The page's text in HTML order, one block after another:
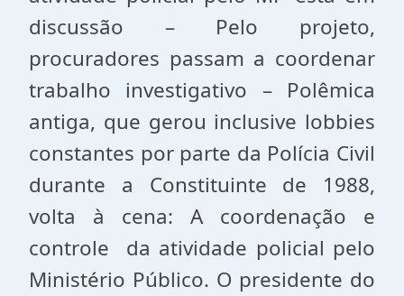
discussão – Pelo projeto,
procuradores passam a coordenar
trabalho investigativo – Polêmica
antiga, que gerou inclusive lobbies
constantes por parte da Polícia Civil
durante a Constituinte de 1988,
volta à cena: A coordenação e
controle da atividade policial pelo
Ministério Público. O presidente do